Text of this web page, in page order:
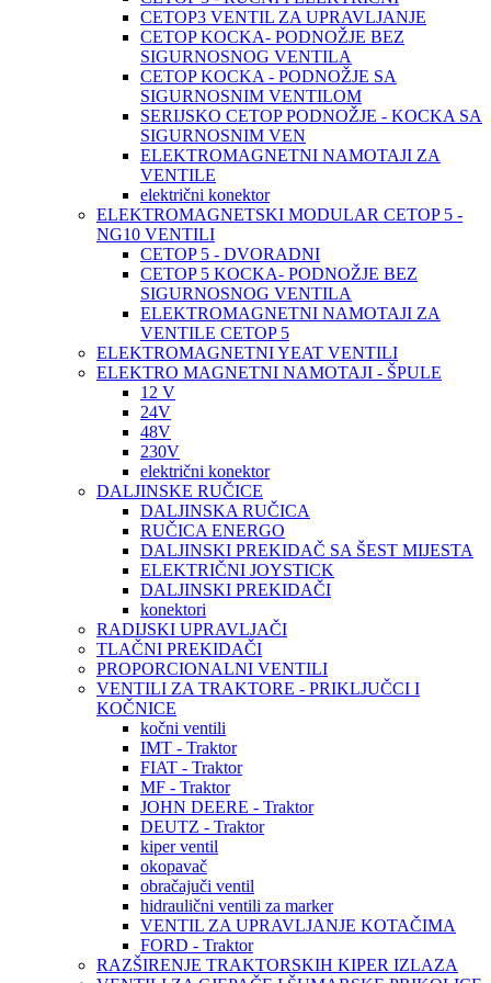
CETOP3 VENTIL ZA UPRAVLJANJE
CETOP KOCKA- PODNOŽJE BEZ
SIGURNOSNOG VENTILA
CETOP KOCKA - PODNOŽJE SA
SIGURNOSNIM VENTILOM
SERIJSKO CETOP PODNOŽJE - KOCKA SA
SIGURNOSNIM VEN
ELEKTROMAGNETNI NAMOTAJI ZA
VENTILE
električni konektor
ELEKTROMAGNETSKI MODULAR CETOP 5 -
NG10 VENTILI
CETOP 5 - DVORADNI
CETOP 5 KOCKA- PODNOŽJE BEZ
SIGURNOSNOG VENTILA
ELEKTROMAGNETNI NAMOTAJI ZA
VENTILE CETOP 5
ELEKTROMAGNETNI YEAT VENTILI
ELEKTRO MAGNETNI NAMOTAJI - ŠPULE
12 V
24V
48V
230V
električni konektor
DALJINSKE RUČICE
DALJINSKA RUČICA
RUČICA ENERGO
DALJINSKI PREKIDAČ SA ŠEST MIJESTA
ELEKTRIČNI JOYSTICK
DALJINSKI PREKIDAČI
konektori
RADIJSKI UPRAVLJAČI
TLAČNI PREKIDAČI
PROPORCIONALNI VENTILI
VENTILI ZA TRAKTORE - PRIKLJUČCI I
KOČNICE
kočni ventili
IMT - Traktor
FIAT - Traktor
MF - Traktor
JOHN DEERE - Traktor
DEUTZ - Traktor
kiper ventil
okopavač
obračajuči ventil
hidraulični ventili za marker
VENTIL ZA UPRAVLJANJE KOTAČIMA
FORD - Traktor
RAZŠIRENJE TRAKTORSKIH KIPER IZLAZA